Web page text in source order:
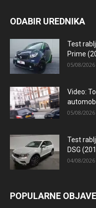
ODABIR UREDNIKA
Test
Prime
05/08/2026
Video:
05/08/2026
Test
DSG
04/08/2026
POPULARNE OBJAVE